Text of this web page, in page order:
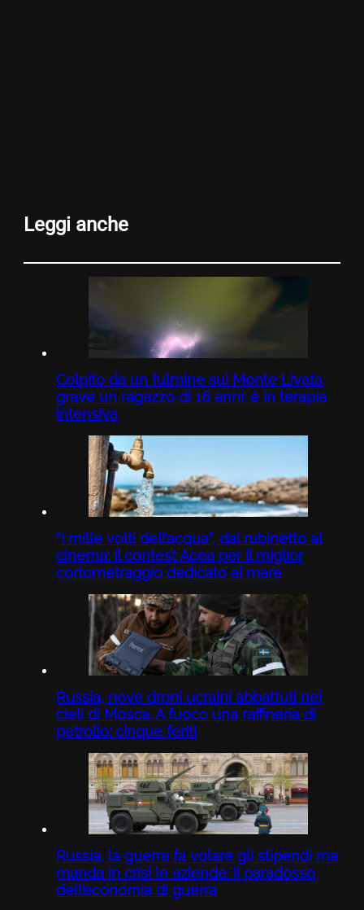
Leggi anche
Colpito da un fulmine sul Monte Livata,
grave un ragazzo di 16 anni: è in terapia
intensiva
“I mille volti dell’acqua”, dal rubinetto al
cinema: il contest Acea per il miglior
cortometraggio dedicato al mare
Russia, nove droni ucraini abbattuti nei
cieli di Mosca. A fuoco una raffineria di
petrolio: cinque feriti
Russia, la guerra fa volare gli stipendi ma
manda in crisi le aziende: il paradosso
dell’economia di guerra